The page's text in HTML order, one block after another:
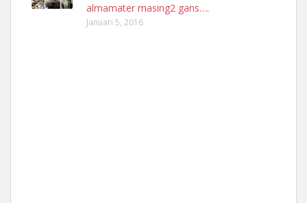
almamater masing2 gans….
Januari 5, 2016